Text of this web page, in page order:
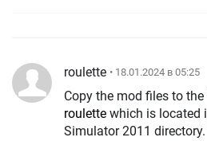
roulette • 18.01.2024 в 05:25
Copy the mod files to
roulette which is located
Simulator 2011